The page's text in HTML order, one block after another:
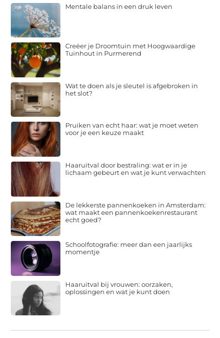
Mentale balans in een druk leven
Creëer je Droomtuin met Hoogwaardige
Tuinhout in Purmerend
Wat te doen als je sleutel is afgebroken in
het slot?
Pruiken van echt haar: wat je moet weten
voor je een keuze maakt
Haaruitval door bestraling: wat er in je
lichaam gebeurt en wat je kunt verwachten
De lekkerste pannenkoeken in Amsterdam:
wat maakt een pannenkoekenrestaurant
echt goed?
Schoolfotografie: meer dan een jaarlijks
momentje
Haaruitval bij vrouwen: oorzaken,
oplossingen en wat je kunt doen